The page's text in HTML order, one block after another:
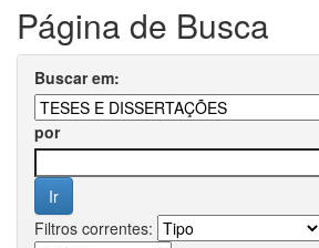
Página de Busca
Buscar em:
por
Filtros correntes: